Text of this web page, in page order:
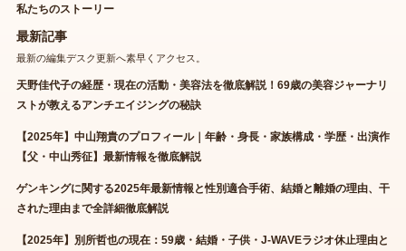
私たちのストーリー
最新記事
最新の編集デスク更新へ素早くアクセス。
天野佳代子の経歴・現在の活動・美容法を徹底解説！69歳の美容ジャーナリ
ストが教えるアンチエイジングの秘訣
【2025年】中山翔貴のプロフィール｜年齢・身長・家族構成・学歴・出演作
【父・中山秀征】最新情報を徹底解説
ゲンキングに関する2025年最新情報と性別適合手術、結婚と離婚の理由、干
された理由まで全詳細徹底解説
【2025年】別所哲也の現在：59歳・結婚・子供・J-WAVEラジオ休止理由と